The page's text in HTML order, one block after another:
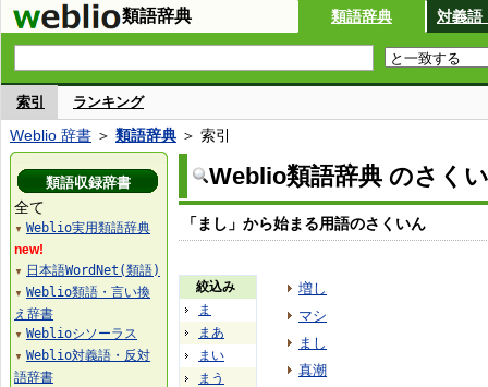
類語辞典 類語辞典 対義語
索引 ランキング
Weblio 辞書 ＞ 類語辞典 ＞ 索引
Weblio類語辞典 のさく
「まし」から始まる用語のさくいん
絞込み
ま
まあ
まい
まう
増し
マシ
まし
真潮
類語収録辞書
全て
▼ Weblio実用類語辞典
new!
▼ 日本語WordNet(類語)
▼ Weblio類語・言い換
え辞書
▼ Weblioシソーラス
▼ Weblio対義語・反対
語辞書